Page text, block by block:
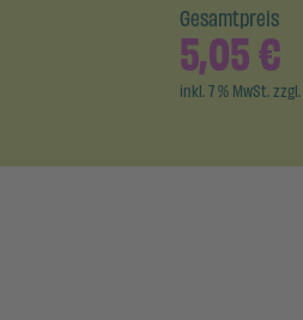
Gesamtpreis
5,05€
inkl. 7 % MwSt. zzgl.